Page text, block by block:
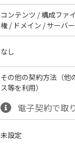
コンテンツ / 構成ファ
権 / ドメイン / サーバ
なし
その他の契約方法（他
ス等を利用）
電子契約で取
未設定